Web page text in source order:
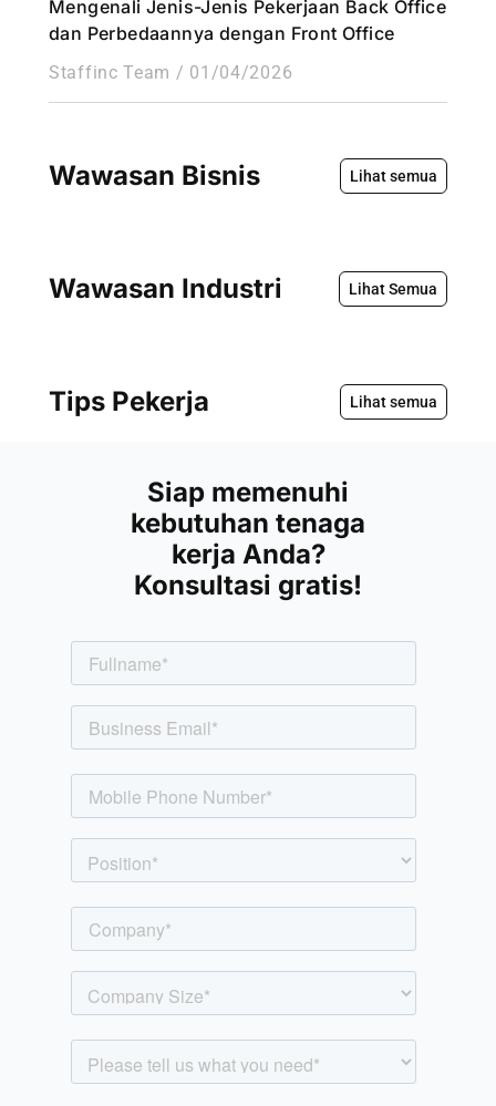
Mengenali Jenis-Jenis Pekerjaan Back Office
dan Perbedaannya dengan Front Office
Staffinc Team 01/04/2026
Wawasan Bisnis Lihat semua
Wawasan Industri Lihat Semua
Tips Pekerja Lihat semua
Siap memenuhi
kebutuhan tenaga
kerja Anda?
Konsultasi gratis!